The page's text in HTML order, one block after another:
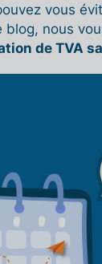
vous
nous
de TVA